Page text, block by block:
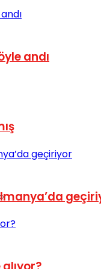
andı